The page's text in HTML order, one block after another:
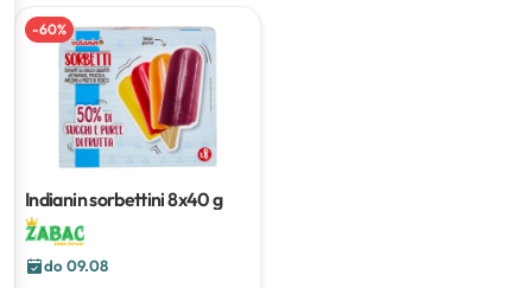
-60%
Indianin sorbettini8x40 g
do 09.08